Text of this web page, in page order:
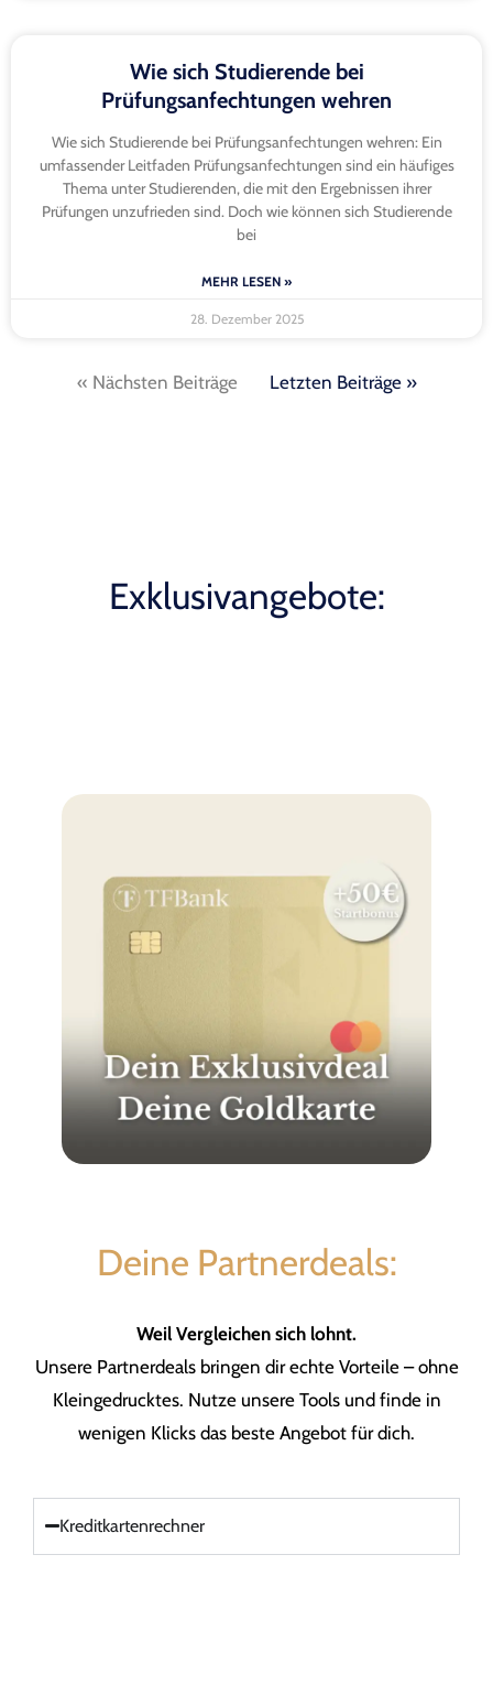
Wie sich Studierende bei
Prüfungsanfechtungen wehren
Wie sich Studierende bei Prüfungsanfechtungen wehren: Ein
umfassender Leitfaden Prüfungsanfechtungen sind ein häufiges
Thema unter Studierenden, die mit den Ergebnissen ihrer
Prüfungen unzufrieden sind. Doch wie können sich Studierende
bei
MEHR LESEN »
28. Dezember 2025
« Nächsten Beiträge Letzten Beiträge »
Exklusivangebote:
Deine Partnerdeals:
Weil Vergleichen sich lohnt.
Unsere Partnerdeals bringen dir echte Vorteile – ohne
Kleingedrucktes. Nutze unsere Tools und finde in
wenigen Klicks das beste Angebot für dich.
Kreditkartenrechner